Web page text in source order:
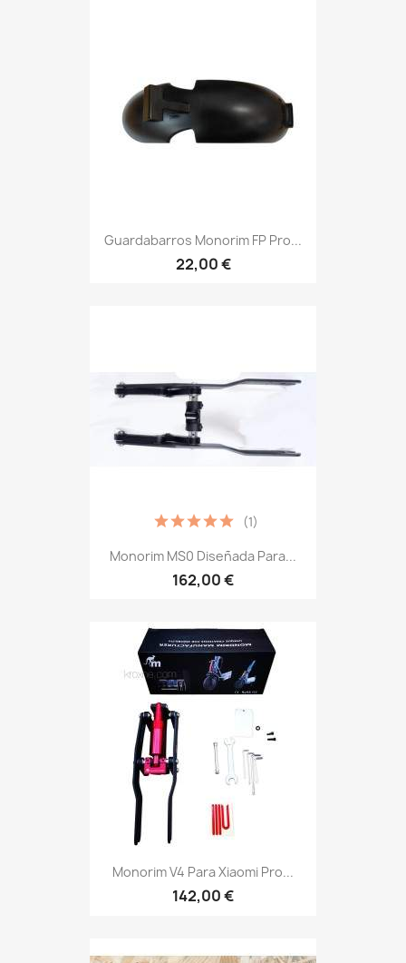
Guardabarros Monorim FP Pro...
22,00 €
Monorim MS0 Diseñada Para...
162,00 €
(1)
Monorim V4 Para Xiaomi Pro...
142,00 €